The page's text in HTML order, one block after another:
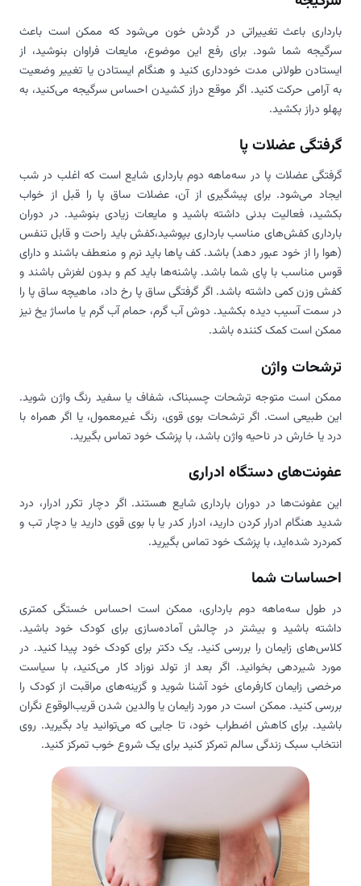
بارداری باعث تغییراتی در گردش خون می‌شود که ممکن است باعث
سرگیجه شما شود. برای رفع این موضوع، مایعات فراوان بنوشید، از
ایستادن طولانی مدت خودداری کنید و هنگام ایستادن یا تغییر وضعیت
به آرامی حرکت کنید. اگر موقع دراز کشیدن احساس سرگیجه می‌کنید، به
پهلو دراز بکشید.
گرفتگی عضلات پا
گرفتگی عضلات پا در سه‌ماهه دوم بارداری شایع است که اغلب در شب
ایجاد می‌شود. برای پیشگیری از آن، عضلات ساق پا را قبل از خواب
بکشید، فعالیت بدنی داشته باشید و مایعات زیادی بنوشید. در دوران
بارداری کفش‌های مناسب بارداری بپوشید،کفش باید راحت و قابل تنفس
(هوا را از خود عبور دهد) باشد. کف پاها باید نرم و منعطف باشند و دارای
قوس مناسب با پای شما باشد. پاشنه‌ها باید کم و بدون لغزش باشند و
کفش وزن کمی داشته باشد. اگر گرفتگی ساق پا رخ داد، ماهیچه ساق پا را
در سمت آسیب دیده بکشید. دوش آب گرم، حمام آب گرم یا ماساژ یخ نیز
ممکن است کمک کننده باشد.
ترشحات واژن
ممکن است متوجه ترشحات چسبناک، شفاف یا سفید رنگ واژن شوید.
این طبیعی است. اگر ترشحات بوی قوی، رنگ غیرمعمول، یا اگر همراه با
درد یا خارش در ناحیه واژن باشد، با پزشک خود تماس بگیرید.
عفونت‌های دستگاه ادراری
این عفونت‌ها در دوران بارداری شایع هستند. اگر دچار تکرر ادرار، درد
شدید هنگام ادرار کردن دارید، ادرار کدر یا با بوی قوی دارید یا دچار تب و
کمردرد شده‌اید، با پزشک خود تماس بگیرید.
احساسات شما
در طول سه‌ماهه دوم بارداری، ممکن است احساس خستگی کمتری
داشته باشید و بیشتر در چالش آماده‌سازی برای کودک خود باشید.
کلاس‌های زایمان را بررسی کنید. یک دکتر برای کودک خود پیدا کنید. در
مورد شیردهی بخوانید. اگر بعد از تولد نوزاد کار می‌کنید، با سیاست
مرخصی زایمان کارفرمای خود آشنا شوید و گزینه‌های مراقبت از کودک را
بررسی کنید. ممکن است در مورد زایمان یا والدین شدن قریب‌الوقوع نگران
باشید. برای کاهش اضطراب خود، تا جایی که می‌توانید یاد بگیرید. روی
انتخاب سبک زندگی سالم تمرکز کنید برای یک شروع خوب تمرکز کنید.